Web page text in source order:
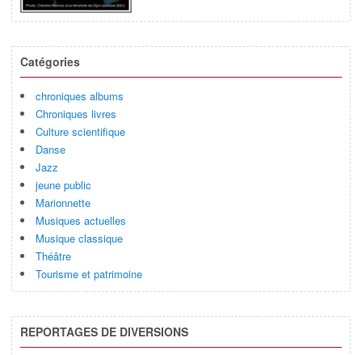
Catégories
chroniques albums
Chroniques livres
Culture scientifique
Danse
Jazz
jeune public
Marionnette
Musiques actuelles
Musique classique
Théâtre
Tourisme et patrimoine
REPORTAGES DE DIVERSIONS